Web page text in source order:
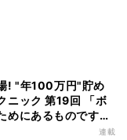
! "年100万円"貯め
ニック 第19回 「ボ
めにあるものですよ
連載